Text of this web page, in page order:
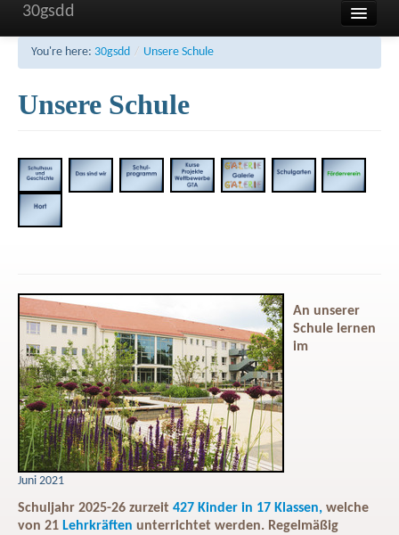
30gsdd
Aktuelles und Termine
FAQ
Kontakt
Haftung
Datenschutzerklärung
You're here: 30gsdd / Unsere Schule
Unsere Schule
Juni 2021
An unserer
Schule lernen
im
Schuljahr 2025-26 zurzeit 427 Kinder in 17 Klassen, welche
von 21 Lehrkräften unterrichtet werden. Regelmäßig